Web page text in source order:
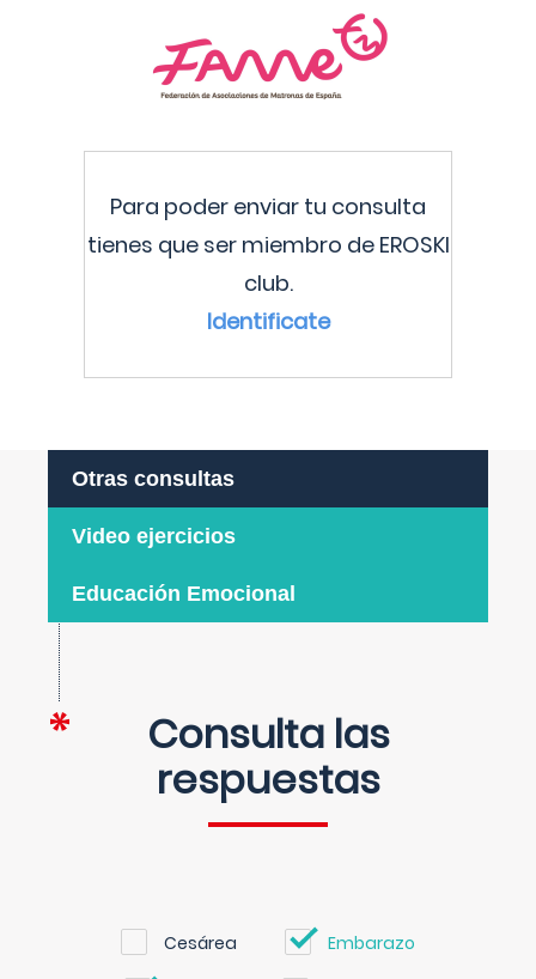
Para poder enviar tu consulta
tienes que ser miembro de EROSKI
club.
Identificate
Otras consultas
Video ejercicios
Educación Emocional
Consulta las
respuestas
Cesárea Embarazo